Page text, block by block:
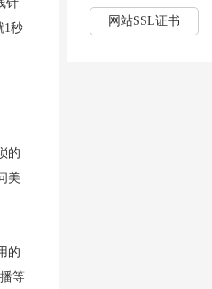
针
1秒
的
美
的
等
网站SSL证书